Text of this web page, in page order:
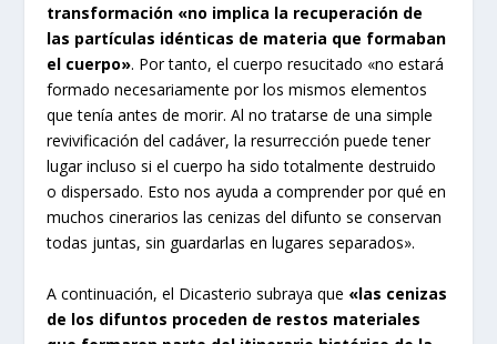
transformación «no implica la recuperación de
las partículas idénticas de materia que formaban
el cuerpo». Por tanto, el cuerpo resucitado «no estará
formado necesariamente por los mismos elementos
que tenía antes de morir. Al no tratarse de una simple
revivificación del cadáver, la resurrección puede tener
lugar incluso si el cuerpo ha sido totalmente destruido
o dispersado. Esto nos ayuda a comprender por qué en
muchos cinerarios las cenizas del difunto se conservan
todas juntas, sin guardarlas en lugares separados».
A continuación, el Dicasterio subraya que «las cenizas
de los difuntos proceden de restos materiales